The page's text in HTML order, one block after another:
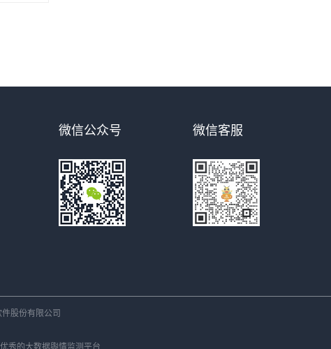
微信客服
微信公众号
股份有限公司